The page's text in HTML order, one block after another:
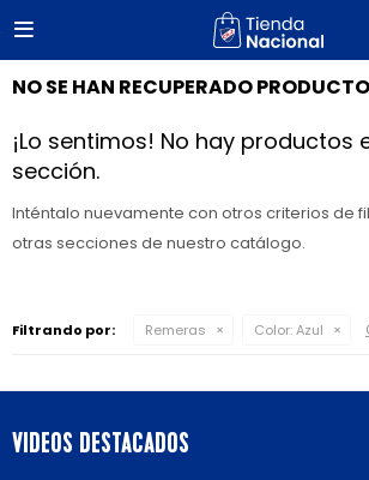

NO SE HAN RECUPERADO
¡Lo sentimos! No hay productos
sección.
Inténtalo nuevamente con otros criterios de
otras secciones de nuestro catálogo.
Filtrando por: Remeras Color:Azul
VIDEOS DESTACADOS
close